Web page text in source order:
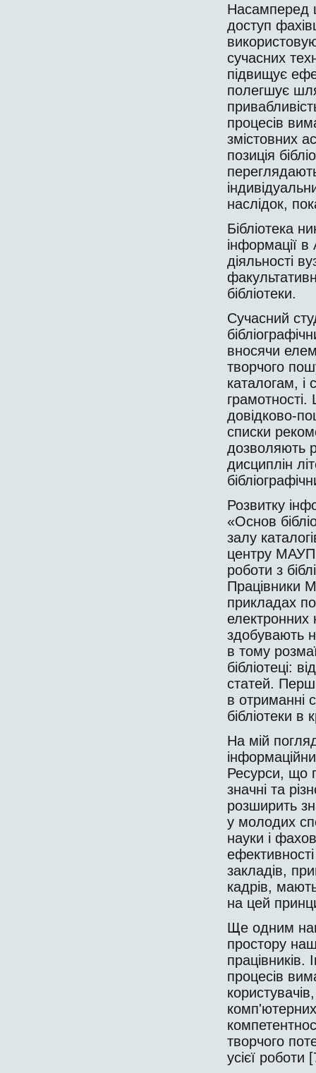
Насамперед
доступ
сучасних
підвищує
полегшує
процесів
змістовних
позиція
наслідок,
Бібліотека
інформації в
діяльності
бібліотеки.
Сучасний
вносячи
творчого
каталогам, і
довідково-
списки
дозволяють
дисциплін
Розвитку
«Основ
залу
центру МАУП
роботи з
Працівники
прикладах
електронних
здобувають
в тому
біб­ліотеці:
статей.
в отриманні
бібліотеки в
На мій
Ресурси, що
значні та
розширить
у молодих
науки і
закладів,
кадрів,
на цей
Ще одним
простору
працівників.
процесів
комп'ютерних
творчого
усієї роботи